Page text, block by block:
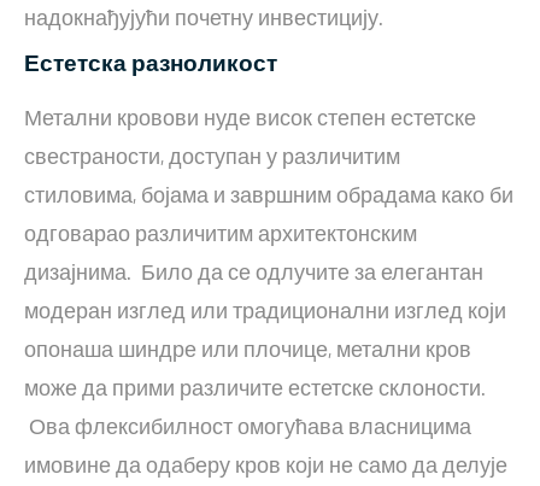
надокнађујући почетну инвестицију.
Естетска разноликост
Метални кровови нуде висок степен естетске
свестраности, доступан у различитим
стиловима, бојама и завршним обрадама како би
одговарао различитим архитектонским
дизајнима. Било да се одлучите за елегантан
модеран изглед или традиционални изглед који
опонаша шиндре или плочице, метални кров
може да прими различите естетске склоности.
Ова флексибилност омогућава власницима
имовине да одаберу кров који не само да делује